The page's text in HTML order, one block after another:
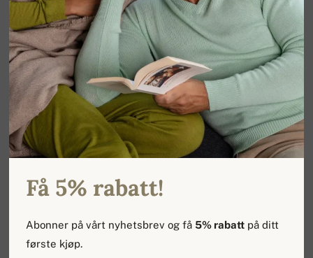
Få 5% rabatt!
Abonner på vårt nyhetsbrev og få5% rabatt på ditt
første kjøp.